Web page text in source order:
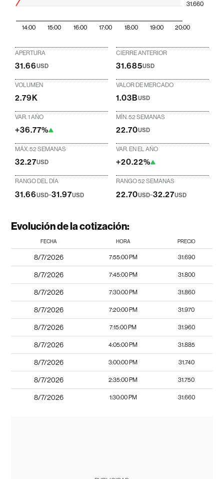
14:00 15:00 16:00 17:00 18:00 19:00 20:00
31.660
APERTURA
31.66USD
CIERRE ANTERIOR
31.685USD
VOLUMEN
2.79K
VALOR DE MERCADO
1.03BUSD
VAR. 1 AÑO
+36.77%
MÍN. 52 SEMANAS
22.70USD
MÁX. 52 SEMANAS
32.27USD
VAR. EN EL AÑO
+20.22%
RANGO DEL DÍA
31.66USD-31.97USD
RANGO 52 SEMANAS
22.70USD-32.27USD
Evolución de la cotización:
FECHA HORA PRECIO
8/7/2026 7:55:00 PM 31.690
8/7/2026 7:45:00 PM 31.800
8/7/2026 7:30:00 PM 31.860
8/7/2026 7:20:00 PM 31.970
8/7/2026 7:15:00 PM 31.960
8/7/2026 4:05:00 PM 31.885
8/7/2026 3:00:00 PM 31.740
8/7/2026 2:35:00 PM 31.750
8/7/2026 1:30:00 PM 31.660